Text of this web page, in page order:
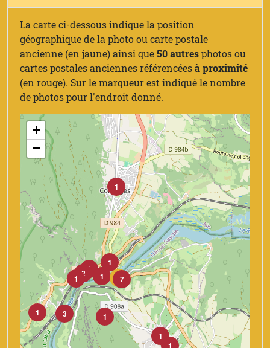
La carte ci-dessous indique la position
géographique de la photo ou carte postale
ancienne (en jaune) ainsi que50 autresphotos ou
cartes postales anciennes référencéesà proximité
(en rouge). Sur le marqueur est indiqué le nombre
de photos pour l'endroit donné.
57
1
1
1
1
2
1
1
3
1
1
1
+
−